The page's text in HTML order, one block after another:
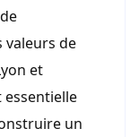
valeurs de
et
essentielle
un